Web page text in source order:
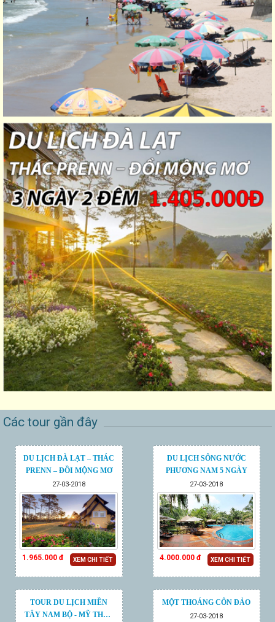
Các tour gần đây
DU LỊCH ĐÀ LẠT – THÁC
PRENN – ĐỒI MỘNG MƠ
27-03-2018
1.965.000 đ XEM CHI TIẾT
DU LỊCH SÔNG NƯỚC
PHƯƠNG NAM 5 NGÀY
27-03-2018
4.000.000 đ XEM CHI TIẾT
TOUR DU LỊCH MIỀN
TÂY NAM BỘ - MỸ THO -
MỘT THOÁNG CÔN ĐẢO
27-03-2018